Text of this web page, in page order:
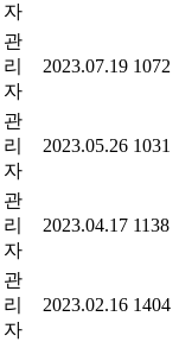
자
관
리
자
2023.07.19 1072
관
리
자
2023.05.26 1031
관
리
자
2023.04.17 1138
관
리
자
2023.02.16 1404